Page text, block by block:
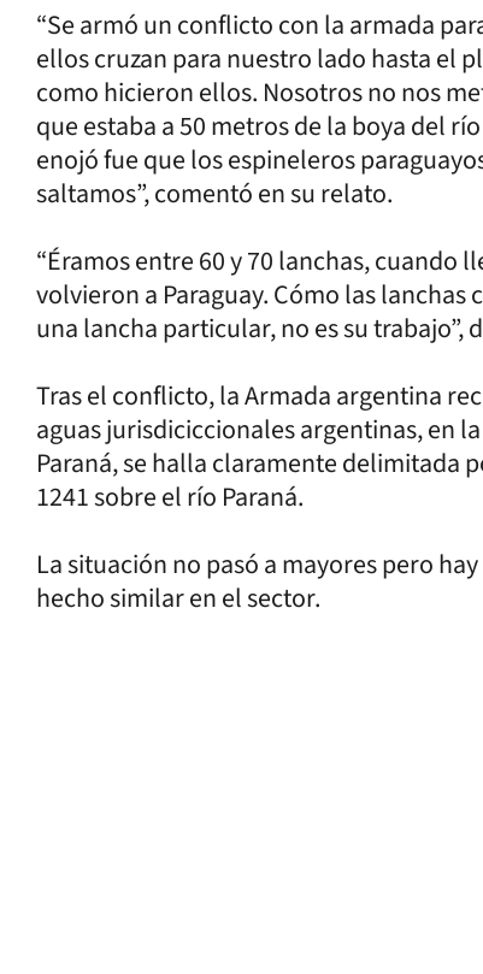
“Se armó un conflicto con la armada
ellos cruzan para nuestro lado hasta el
como hicieron ellos. Nosotros no nos
que estaba a 50 metros de la boya del
enojó fue que los espineleros
saltamos”, comentó en su relato.
“Éramos entre 60 y 70 lanchas, cuando
volvieron a Paraguay. Cómo las lanchas
una lancha particular, no es su trabajo”,
Tras el conflicto, la Armada argentina
aguas jurisdiciccionales argentinas, en
Paraná, se halla claramente delimitada
1241 sobre el río Paraná.
La situación no pasó a mayores pero
hecho similar en el sector.